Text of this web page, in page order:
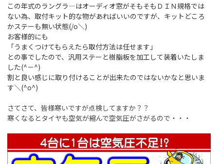
この年式のラングラ―はオーディオ窓がそもそもＤＩＮ規格では
ない為、取付キット的な物があればいいのですが、キットどころ
かステーも無い状態(/o＼)
お客様的にも
「うまくつけてもらえたら取付方法は任せます」
との事でしたので、汎用ステーと樹脂板を加工して装着いたしま
した(^－^)
割と良い感じに取り付けることが出来たのではないかなと思いま
す＼(^o^)
さてさて、皆様寒いですが点検してますか？？
寒くなるとタイヤも空気が縮んで空気圧がさがるので・・・